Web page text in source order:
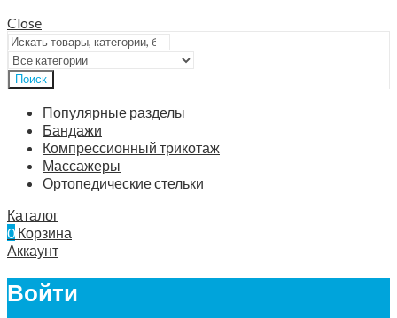
Close
Поиск
Популярные разделы
Бандажи
Компрессионный трикотаж
Массажеры
Ортопедические стельки
Каталог
0 Корзина
Аккаунт
Войти